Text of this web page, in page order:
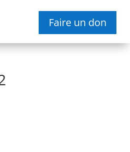
Faire un don